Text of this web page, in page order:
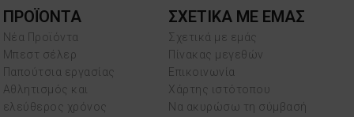
ΠΡΟΪΌΝΤΑ
Νέα Προϊόντα
Μπεστ σέλερ
Παπούτσια εργασίας
Αθλητισμός και
ελεύθερος χρόνος
ΣΧΕΤΙΚΑ ΜΕ ΕΜΑΣ
Σχετικά με εμάς
Πίνακας μεγεθών
Επικοινωνία
Χάρτης ιστότοπου
Να ακυρώσω τη σύμβασή